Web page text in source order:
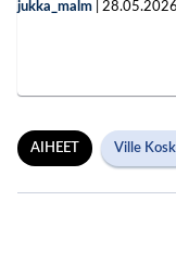
jukka_malm 28.05.2026
AIHEET Ville